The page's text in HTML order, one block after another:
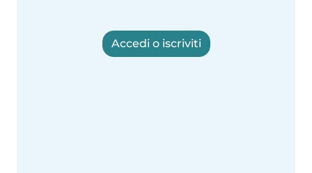
Accedi o iscriviti